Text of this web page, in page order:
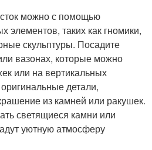
можно с помощью
элементов, таких как гномики,
скульптуры. Посадите
вазонах, которые можно
или на вертикальных
детали,
из камней или ракушек.
светящиеся камни или
уютную атмосферу